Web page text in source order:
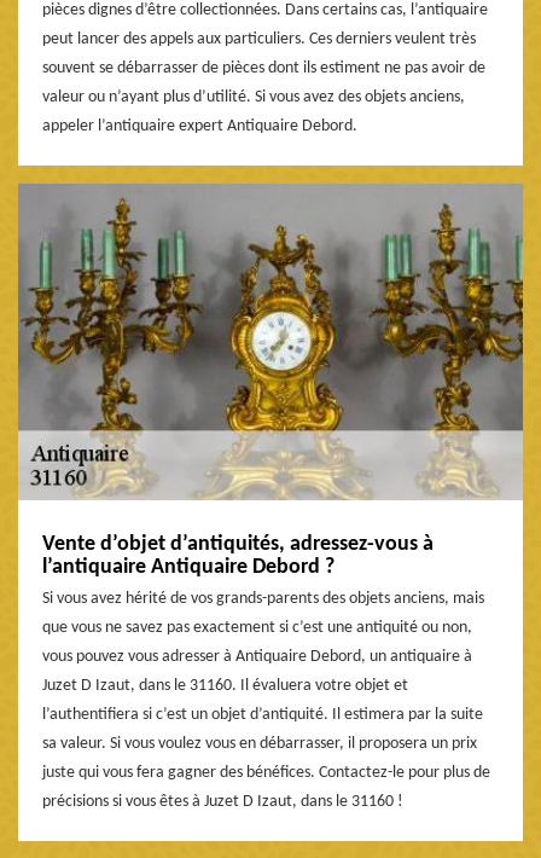
pièces dignes d’être collectionnées. Dans certains cas, l’antiquaire
peut lancer des appels aux particuliers. Ces derniers veulent très
souvent se débarrasser de pièces dont ils estiment ne pas avoir de
valeur ou n’ayant plus d’utilité. Si vous avez des objets anciens,
appeler l’antiquaire expert Antiquaire Debord.
Vente d’objet d’antiquités, adressez-vous à
l’antiquaire Antiquaire Debord ?
Si vous avez hérité de vos grands-parents des objets anciens, mais
que vous ne savez pas exactement si c’est une antiquité ou non,
vous pouvez vous adresser à Antiquaire Debord, un antiquaire à
Juzet D Izaut, dans le 31160. Il évaluera votre objet et
l’authentifiera si c’est un objet d’antiquité. Il estimera par la suite
sa valeur. Si vous voulez vous en débarrasser, il proposera un prix
juste qui vous fera gagner des bénéfices. Contactez-le pour plus de
précisions si vous êtes à Juzet D Izaut, dans le 31160 !